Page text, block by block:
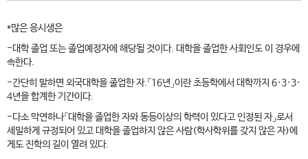
*많은 응시생은
-대학 졸업 또는 졸업예정자에 해당될 것이다. 대학을 졸업한 사회인도 이 경우에
속한다.
-간단히 말하면 외국대학을 졸업한 자.「16년」이란 초등학에서 대학까지 6·3·3·
4년을 합계한 기간이다.
-다소 막연하나「대학을 졸업한 자와 동등이상의 학력이 있다고 인정된 자」로서
세밀하게 규정되어 있고 대학을 졸업하지 않은 사람(학사학위를 갖지 않은 자)에
게도 진학의 길이 열려 있다.